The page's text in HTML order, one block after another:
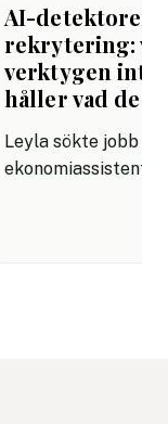
AI-detektorer i
rekrytering:
verktygen inte
håller vad de
Leyla sökte jobb
ekonomiassistent.